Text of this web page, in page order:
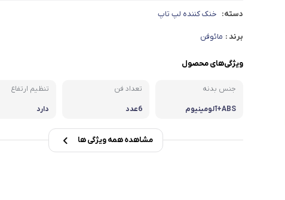
Dell
دسته: خنک کننده لپ تاپ
برند : مائوفن
ویژگی‌های محصول
جنس بدنه
ABS+آلومینیوم
تعداد فن
6عدد
تنظیم ارتفاع
دارد
مشاهده همه ویژگی ها